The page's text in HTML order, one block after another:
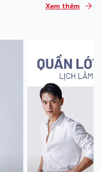
Xem thêm